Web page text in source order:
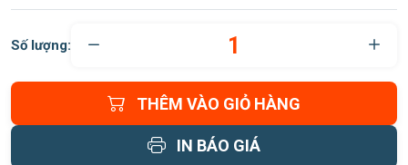
Số lượng:
THÊM VÀO GIỎ HÀNG
IN BÁO GIÁ